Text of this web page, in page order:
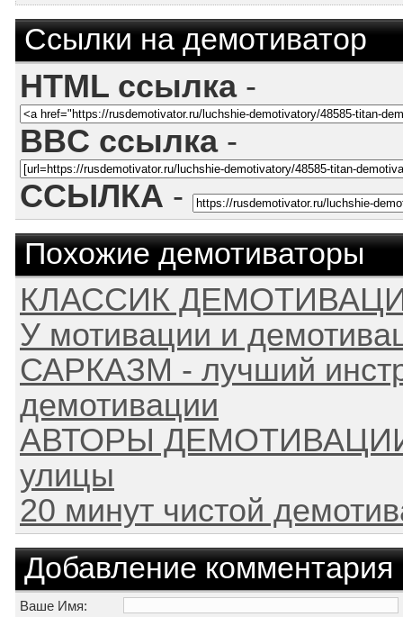
Ссылки на демотиватор
HTML ссылка-
BBC ссылка-
ССЫЛКА -
Похожие демотиваторы
КЛАССИК
У мотивации и
САРКАЗМ - лучший
демотивации
АВТОРЫ ДЕМОТИВАЦИИ
улицы
20 минут чистой
Добавление комментария
Ваше Имя: